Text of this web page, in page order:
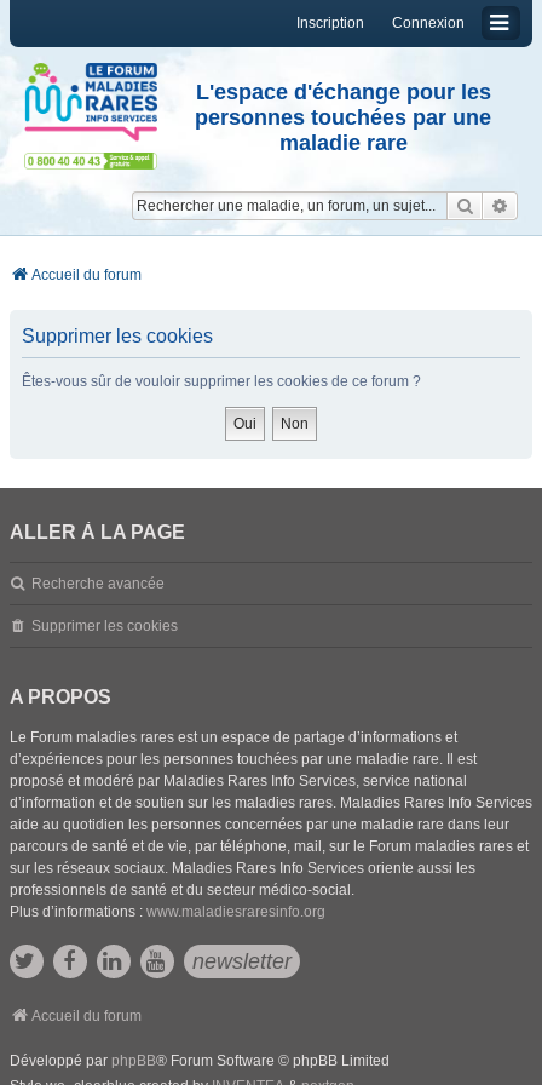
Connexion
Inscription
L'espace d'échange pour les
personnes touchées par une
maladie rare
Accueil du forum
Supprimer les cookies
Êtes-vous sûr de vouloir supprimer les cookies de ce forum ?
ALLER À LA PAGE
Recherche avancée
Supprimer les cookies
A PROPOS
Le Forum maladies rares est un espace de partage d’informations et
d’expériences pour les personnes touchées par une maladie rare. Il est
proposé et modéré par Maladies Rares Info Services, service national
d’information et de soutien sur les maladies rares. Maladies Rares Info Services
aide au quotidien les personnes concernées par une maladie rare dans leur
parcours de santé et de vie, par téléphone, mail, sur le Forum maladies rares et
sur les réseaux sociaux. Maladies Rares Info Services oriente aussi les
professionnels de santé et du secteur médico-social.
Plus d’informations : www.maladiesraresinfo.org
newsletter
Accueil du forum
Développé par phpBB® Forum Software © phpBB Limited